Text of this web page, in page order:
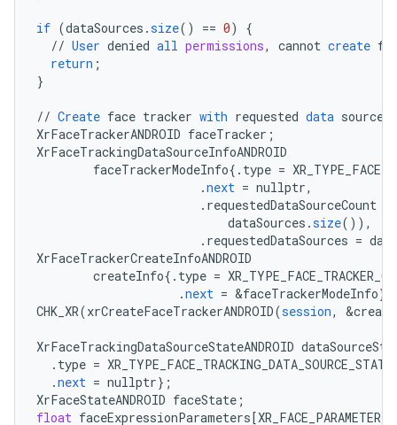
if (dataSources .size() == 0)
{
// User denied all permissions, cannot create
return ;
}
// Create face tracker with requested data sources
XrFaceTrackerANDROID faceTracker ;
XrFaceTrackingDataSourceInfoANDROID
faceTrackerModeInfo{ . type =
.next = nullptr,
. requestedDataSourceCount
dataSources .size()),
. requestedDataSources =
XrFaceTrackerCreateInfoANDROID
createInfo{ . type =
.next = &faceTrackerModeInfo}
CHK_XR(xrCreateFaceTrackerANDROID(session, &
XrFaceTrackingDataSourceStateANDROID
. type =
.next = nullptr} ;
XrFaceStateANDROID faceState ;
float faceExpressionParameters[